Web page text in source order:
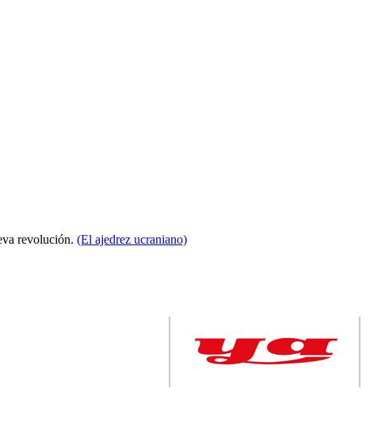
revolución. (El ajedrez ucraniano)